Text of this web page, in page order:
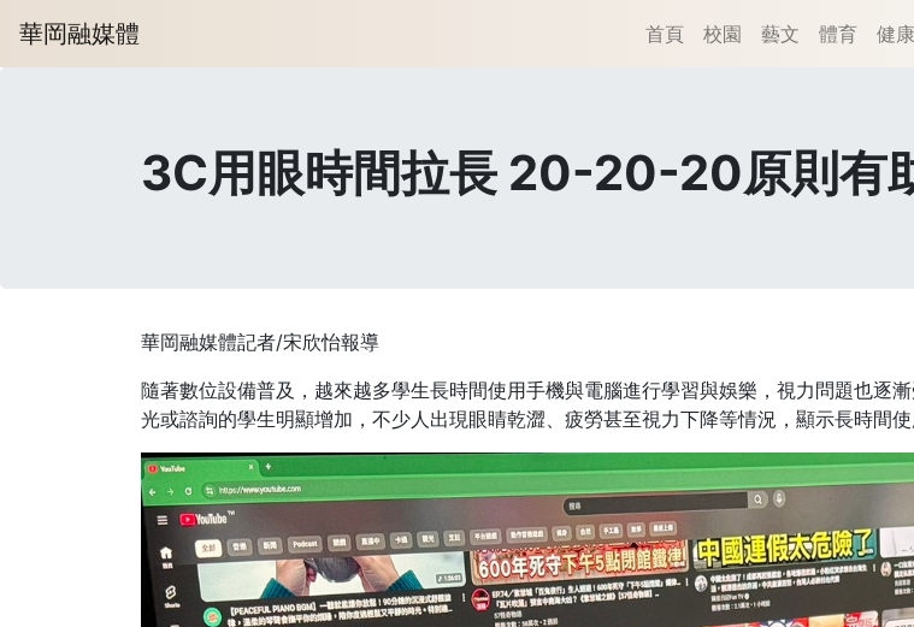
華岡融媒體 首頁 校園 藝文 體育 健康
3C用眼時間拉長 20-20-20原則有
華岡融媒體記者/宋欣怡報導
隨著數位設備普及，越來越多學生長時間使用手機與電腦進行學習與娛樂，視力問題也逐
光或諮詢的學生明顯增加，不少人出現眼睛乾澀、疲勞甚至視力下降等情況，顯示長時間